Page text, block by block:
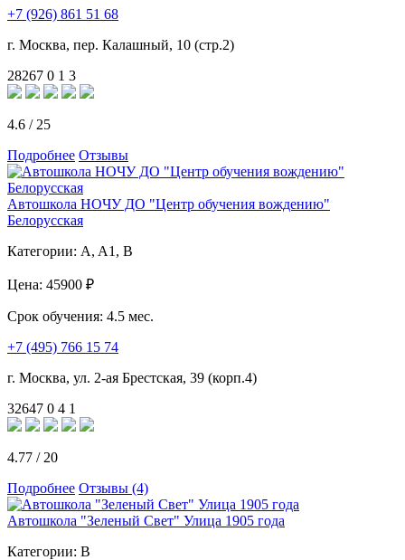
+7 (926) 861 51 68
г. Москва, пер. Калашный, 10 (стр.2)
28267 0 1 3
4.6 / 25
Подробнее Отзывы
Автошкола НОЧУ ДО "Центр обучения вождению"
Белорусская
Категории: A, A1, B
Цена: 45900 ₽
Срок обучения: 4.5 мес.
+7 (495) 766 15 74
г. Москва, ул. 2-ая Брестская, 39 (корп.4)
32647 0 4 1
4.77 / 20
Подробнее Отзывы (4)
Автошкола "Зеленый Свет" Улица 1905 года
Категории: B